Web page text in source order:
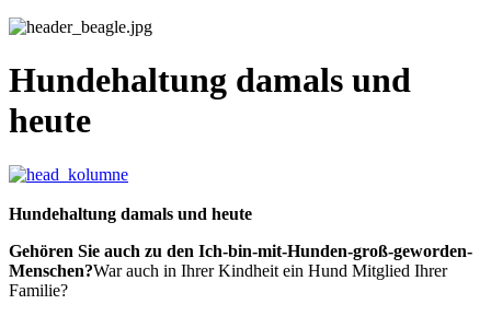
Hundehaltung damals und
heute
Hundehaltung damals und heute
Gehören Sie auch zu den Ich-bin-mit-Hunden-groß-geworden-
Menschen?War auch in Ihrer Kindheit ein Hund Mitglied Ihrer
Familie?